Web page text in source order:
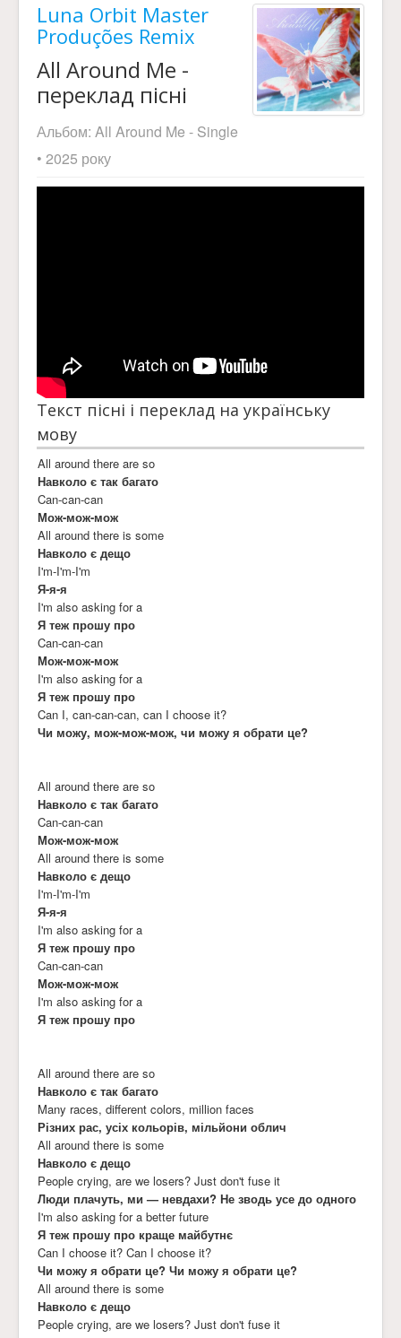
Luna Orbit Master
Produções Remix
All Around Me -
переклад пісні
Альбом: All Around Me - Single
• 2025 року
Текст пісні і переклад на українську
мову
All around there are so
Навколо є так багато
Can-can-can
Мож-мож-мож
All around there is some
Навколо є дещо
I'm-I'm-I'm
Я-я-я
I'm also asking for a
Я теж прошу про
Can-can-can
Мож-мож-мож
I'm also asking for a
Я теж прошу про
Can I, can-can-can, can I choose it?
Чи можу, мож-мож-мож, чи можу я обрати це?
All around there are so
Навколо є так багато
Can-can-can
Мож-мож-мож
All around there is some
Навколо є дещо
I'm-I'm-I'm
Я-я-я
I'm also asking for a
Я теж прошу про
Can-can-can
Мож-мож-мож
I'm also asking for a
Я теж прошу про
All around there are so
Навколо є так багато
Many races, different colors, million faces
Різних рас, усіх кольорів, мільйони облич
All around there is some
Навколо є дещо
People crying, are we losers? Just don't fuse it
Люди плачуть, ми — невдахи? Не зводь усе до одного
I'm also asking for a better future
Я теж прошу про краще майбутнє
Can I choose it? Can I choose it?
Чи можу я обрати це? Чи можу я обрати це?
All around there is some
Навколо є дещо
People crying, are we losers? Just don't fuse it